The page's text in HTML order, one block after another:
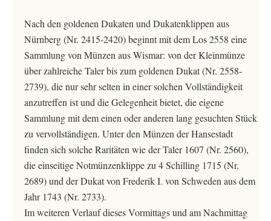
Nach den goldenen Dukaten und Dukatenklippen aus
Nürnberg (Nr. 2415-2420) beginnt mit dem Los 2558 eine
Sammlung von Münzen aus Wismar: von der Kleinmünze
über zahlreiche Taler bis zum goldenen Dukat (Nr. 2558-
2739), die nur sehr selten in einer solchen Vollständigkeit
anzutreffen ist und die Gelegenheit bietet, die eigene
Sammlung mit dem einen oder anderen lang gesuchten Stück
zu vervollständigen. Unter den Münzen der Hansestadt
finden sich solche Raritäten wie der Taler 1607 (Nr. 2560),
die einseitige Notmünzenklippe zu 4 Schilling 1715 (Nr.
2689) und der Dukat von Frederik I. von Schweden aus dem
Jahr 1743 (Nr. 2733).
Im weiteren Verlauf dieses Vormittags und am Nachmittag